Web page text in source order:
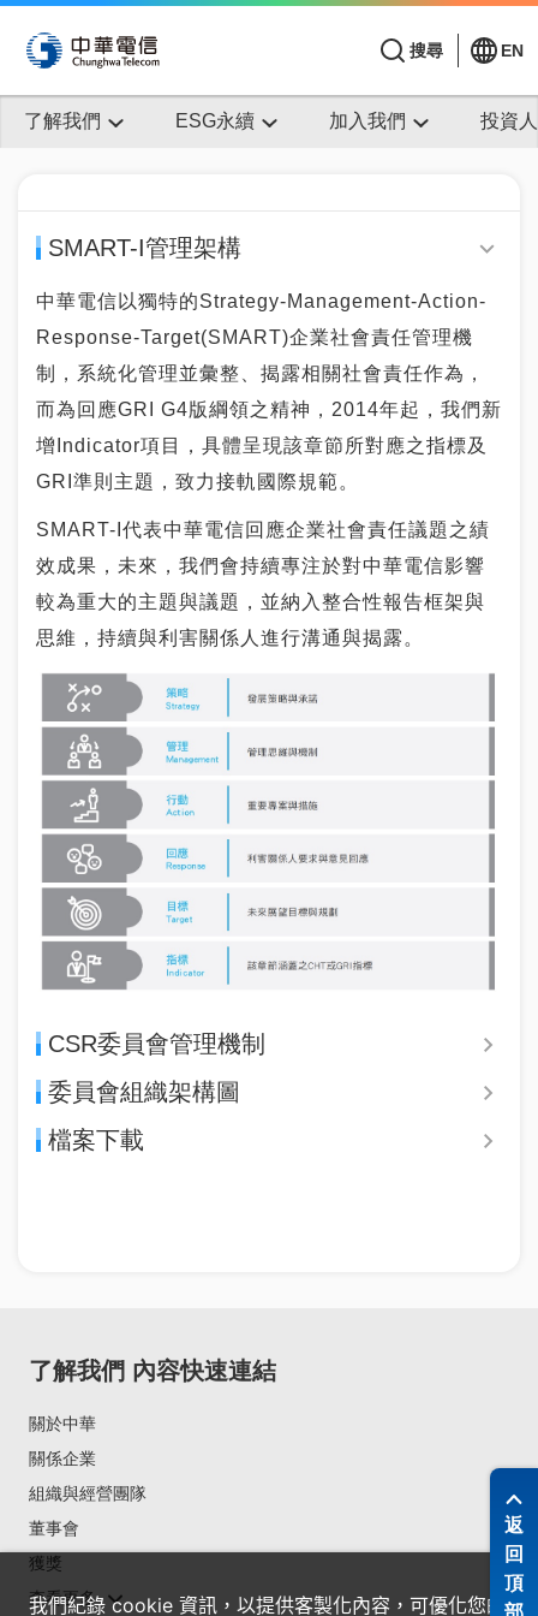
搜尋 EN
了解我們 ESG永續 加入我們 投資
SMART-I管理架構
中華電信以獨特的Strategy-Management-Action-
Response-Target(SMART)企業社會責任管理機
制，系統化管理並彙整、揭露相關社會責任作為，
而為回應GRI G4版綱領之精神，2014年起，我們新
增Indicator項目，具體呈現該章節所對應之指標及
GRI準則主題，致力接軌國際規範。
SMART-I代表中華電信回應企業社會責任議題之績
效成果，未來，我們會持續專注於對中華電信影響
較為重大的主題與議題，並納入整合性報告框架與
思維，持續與利害關係人進行溝通與揭露。
CSR委員會管理機制
委員會組織架構圖
檔案下載
了解我們 內容快速連結
關於中華
關係企業
組織與經營團隊
董事會
獲獎
查看更多
返
回
頂
部
我們紀錄 cookie 資訊，以提供客製化內容，可優化您的